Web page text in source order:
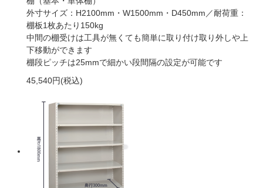
外寸サイズ：H2100mm・W1500mm・D450mm／耐荷重：
棚板1枚あたり150kg
中間の棚受けは工具が無くても簡単に取り付け取り外しや上
下移動ができます
棚段ピッチは25mmで細かい段間隔の設定が可能です
45,540円(税込)